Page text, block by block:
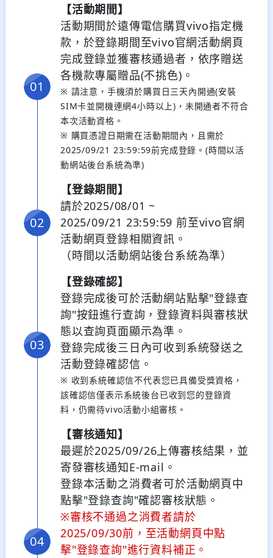
【活動期間】
活動期間於遠傳電信購買vivo指定機
款，於登錄期間至vivo官網活動網頁
完成登錄並獲審核通過者，依序贈送
各機款專屬贈品(不挑色)。
※ 請注意，手機須於購買日三天內開通(安裝
SIM卡並開機連網4小時以上)，未開通者不符合
本次活動資格。
※ 購買憑證日期需在活動期間內，且需於
2025/09/21 23:59:59前完成登錄。(時間以活
動網站後台系統為準)
【登錄期間】
請於2025/08/01 ~
2025/09/21 23:59:59 前至vivo官網
活動網頁登錄相關資訊。
（時間以活動網站後台系統為準）
【登錄確認】
登錄完成後可於活動網站點擊"登錄查
詢"按鈕進行查詢，登錄資料與審核狀
態以查詢頁面顯示為準。
登錄完成後三日內可收到系統發送之
活動登錄確認信。
※ 收到系統確認信不代表您已具備受獎資格，
該確認信僅表示系統後台已收到您的登錄資
料，仍需待vivo活動小組審核。
【審核通知】
最遲於2025/09/26上傳審核結果，並
寄發審核通知E-mail。
登錄本活動之消費者可於活動網頁中
點擊"登錄查詢"確認審核狀態。
※審核不通過之消費者請於
2025/09/30前，至活動網頁中點
擊"登錄查詢"進行資料補正。